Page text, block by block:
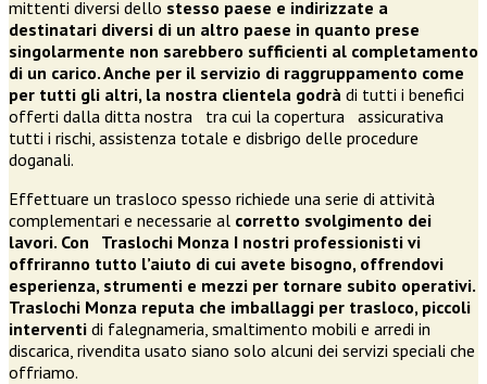
mittenti diversi dello stesso paese e indirizzate a
destinatari diversi di un altro paese in quanto prese
singolarmente non sarebbero sufficienti al completamento
di un carico. Anche per il servizio di raggruppamento come
per tutti gli altri, la nostra clientela godrà di tutti i benefici
offerti dalla ditta nostra tra cui la copertura assicurativa
tutti i rischi, assistenza totale e disbrigo delle procedure
doganali.
Effettuare un trasloco spesso richiede una serie di attività
complementari e necessarie al corretto svolgimento dei
lavori. Con Traslochi Monza I nostri professionisti vi
offriranno tutto l’aiuto di cui avete bisogno, offrendovi
esperienza, strumenti e mezzi per tornare subito operativi.
Traslochi Monza reputa che imballaggi per trasloco, piccoli
interventi di falegnameria, smaltimento mobili e arredi in
discarica, rivendita usato siano solo alcuni dei servizi speciali che
offriamo.